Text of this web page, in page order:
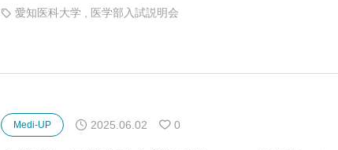
愛知医科大学 , 医学部入試説明会
Medi-UP 2025.06.02 0